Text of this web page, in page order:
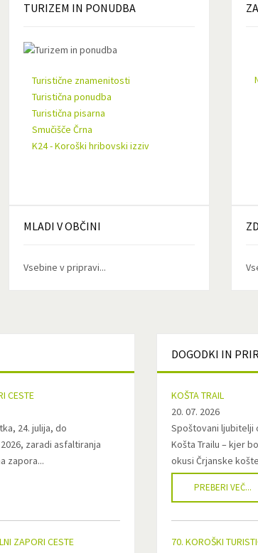
TURIZEM IN PONUDBA
Turistične znamenitosti
Turistična ponudba
Turistična pisarna
Smučišče Črna
K24 - Koroški hribovski izziv
MLADI V OBČINI
Vsebine v pripravi...
ZA
CESTE
24. julija, do
zaradi asfaltiranja
zapora...
ZAPORI CESTE
DOGODKI IN
KOŠTA TRAIL
20. 07. 2026
Spoštovani ljubitelji
Košta Trailu – kjer
okusi Črjanske
PREBERI VEČ...
70. KOROŠKI